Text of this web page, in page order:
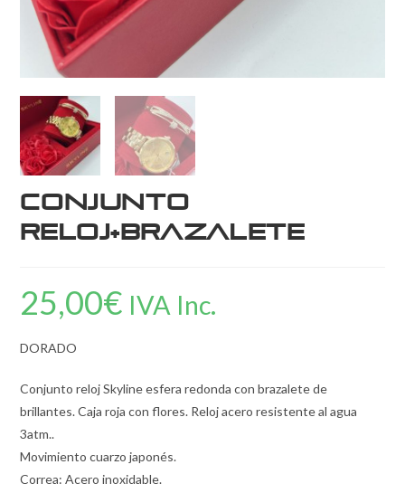
Conjunto
Reloj+Brazalete
25,00€ IVA Inc.
DORADO
Conjunto reloj Skyline esfera redonda con brazalete de
brillantes. Caja roja con flores. Reloj acero resistente al agua
3atm..
Movimiento cuarzo japonés.
Correa: Acero inoxidable.